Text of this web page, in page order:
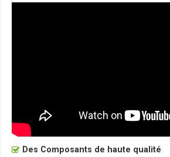
Des Composants de haute qualité